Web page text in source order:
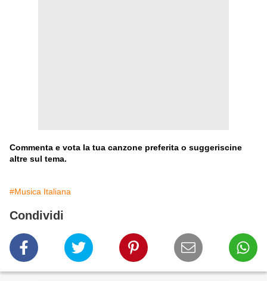
Commenta e vota la tua canzone preferita o suggeriscine
altre sul tema.
#Musica Italiana
Condividi